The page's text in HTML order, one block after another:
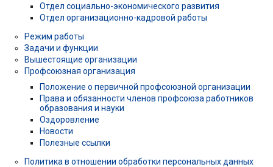
Отдел социально-экономического развития
Отдел организационно-кадровой работы
Режим работы
Задачи и функции
Вышестоящие организации
Профсоюзная организация
Положение о первичной профсоюзной организации
Права и обязанности членов профсоюза работников
образования и науки
Оздоровление
Новости
Полезные ссылки
Политика в отношении обработки персональных данных